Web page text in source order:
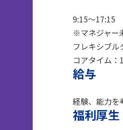
9:15～17:15
※マネジャー
フレキシブル
コアタイム：
給与
経験、能力を
福利厚